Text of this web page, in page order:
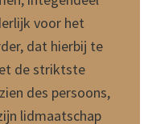
voor het
dat hierbij te
de striktste
des persoons,
lidmaatschap